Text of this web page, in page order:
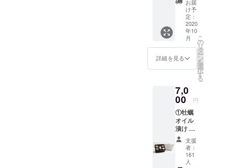
扱っており
ます。
のア
ヒー
ジョ 小
瓶:120g
×1本 ・
牡蠣と
広島レ
瓶:120g
×1本 ・
牡蠣と
チーズ
のオイ
ル漬け
小
瓶:120g
×1本 ・
牡蠣の
お届
け予
定：
2020
年10
月
詳細を見る
こ
の
リ
タ
ー
ン
を
選
択
す
る
7,0
00 円
①牡蠣
オイル
漬け ス
ペシャ
ルセッ
ト (※全
国均一
支援
者：
161
人